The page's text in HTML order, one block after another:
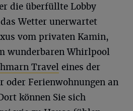
die überfüllte Lobby
Wetter unerwartet
vom privaten Kamin,
wunderbaren Whirlpool
Travel eines der
oder Ferienwohnungen an
können Sie sich